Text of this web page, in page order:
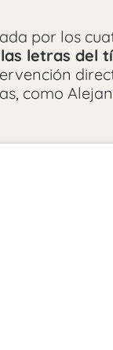
por los
letras del
como